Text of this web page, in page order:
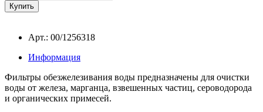
Арт.: 00/1256318
Информация
Фильтры обезжелезивания воды предназначены для очистки
воды от железа, марганца, взвешенных частиц, сероводорода
и органических примесей.